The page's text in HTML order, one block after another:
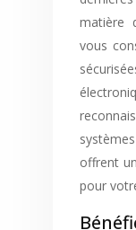
matière
vous
offrent
pour